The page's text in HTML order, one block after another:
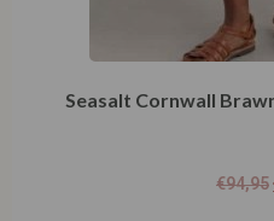
Seasalt Cornwall
€94,95